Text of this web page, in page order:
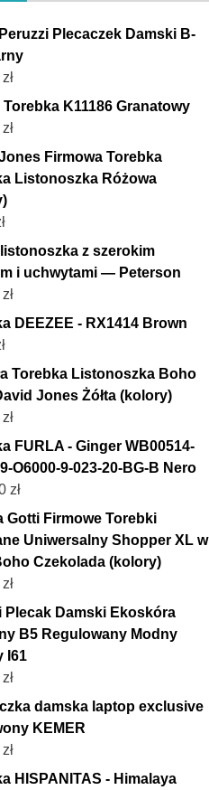
Plecaczek Damski B-
zł
K11186 Granatowy
zł
Firmowa Torebka
Listonoszka Różowa
z szerokim
i uchwytami — Peterson
zł
DEEZEE - RX1414 Brown
Torebka Listonoszka Boho
Jones Żółta (kolory)
zł
FURLA - Ginger WB00514-
O6000-9-023-20-BG-B Nero
zł
Gotti Firmowe Torebki
Uniwersalny Shopper XL w
Czekolada (kolory)
zł
Plecak Damski Ekoskóra
B5 Regulowany Modny
I61
zł
damska laptop exclusive
KEMER
zł
HISPANITAS - Himalaya